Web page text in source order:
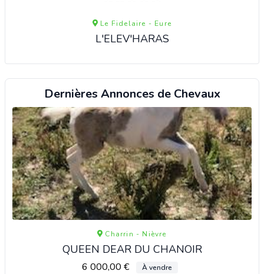
Le Fidelaire - Eure
L'ELEV'HARAS
Dernières Annonces de Chevaux
Charrin - Nièvre
QUEEN DEAR DU CHANOIR
6 000,00 € À vendre